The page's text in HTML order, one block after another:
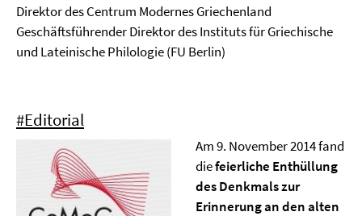
Direktor des Centrum Modernes Griechenland
Geschäftsführender Direktor des Instituts für Griechische
und Lateinische Philologie (FU Berlin)
#Editorial
Am 9. November 2014 fand
diefeierliche Enthüllung
des Denkmals zur
Erinnerung an den alten